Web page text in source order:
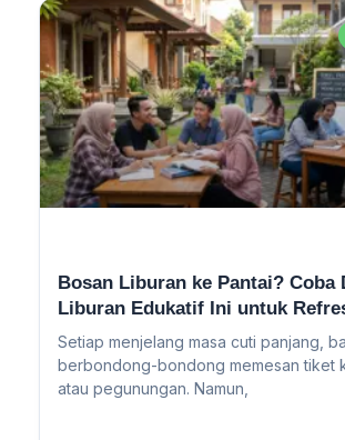
Bosan Liburan ke Pantai? Coba
Liburan Edukatif Ini untuk
Setiap menjelang masa cuti panjang,
berbondong-bondong memesan tiket
atau pegunungan. Namun,